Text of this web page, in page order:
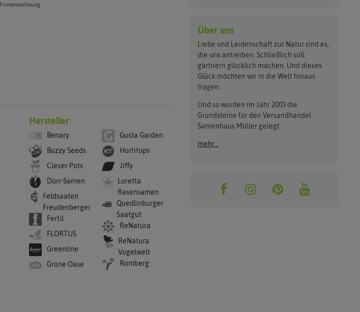
Firmenrechnung
Hersteller
Benary
Buzzy Seeds
Clever Pots
Dürr-Samen
Feldsaaten
Freudenberger
Fertil
FLORTUS
Greenline
Grüne Oase
Gusta Garden
Hortitops
Jiffy
Loretta
Rasensamen
Quedlinburger
Saatgut
ReNatura
ReNatura
Vogelwelt
Romberg
Über uns
Liebe und Leidenschaft zur Natur sind es,
die uns antreiben. Schließlich soll
gärtnern glücklich machen. Und dieses
Glück möchten wir in die Welt hinaus
tragen.
Und so wurden im Jahr 2003 die
Grundsteine für den Versandhandel
Samenhaus Müller gelegt.
mehr...